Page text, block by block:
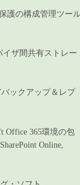
護の構成管理ツー
イザ間共有ストレー
ックアップ＆レプ
Office 365環境の包
Online,